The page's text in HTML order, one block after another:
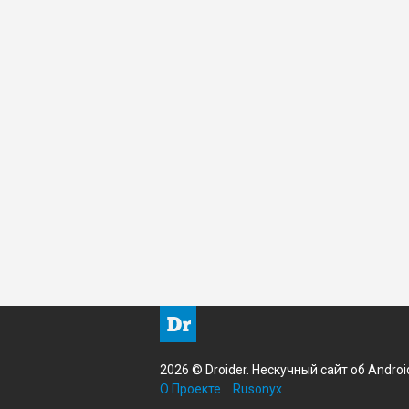
2026 © Droider. Нескучный сайт об
О Проекте
Rusonyx